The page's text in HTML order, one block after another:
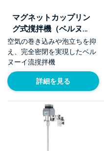
マグネットカップリン
グ式撹拌機（ベルヌー
イ流撹拌体BEAG E型)
【NTME-MG】
空気の巻き込みや泡立ちを抑
え、完全密閉を実現したベル
ヌーイ流撹拌機
詳細を見る